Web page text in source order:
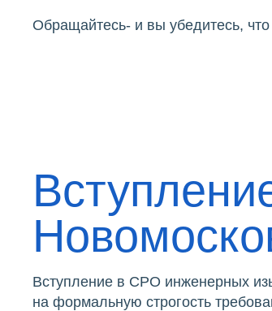
Обращайтесь- и вы убедитесь,
Вступление в СРО инженерных
на формальную строгость